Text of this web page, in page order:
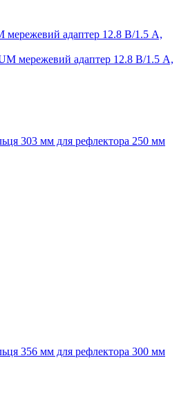
адаптер 12.8 В/1.5 A,
303 мм для рефлектора 250 мм
356 мм для рефлектора 300 мм